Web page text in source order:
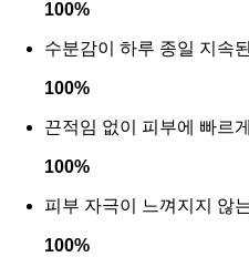
100%
수분감이 하루 종일 지속
100%
끈적임 없이 피부에 빠르
100%
피부 자극이 느껴지지 않
100%